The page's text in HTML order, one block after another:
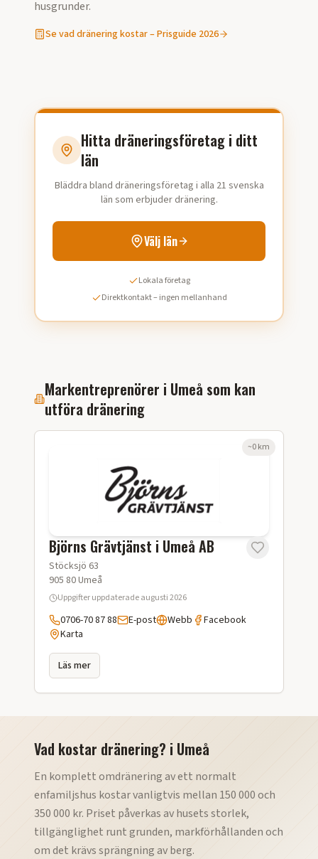
husgrunder.
Se vaddräneringkostar – Prisguide 2026
Hitta dräneringsföretag i ditt
län
Bläddra bland dräneringsföretag i alla 21 svenska
län som erbjuder dränering.
Välj län
Lokala företag
Direktkontakt – ingen mellanhand
Markentreprenörer i Umeå som kan
utföra dränering
Björns Grävtjänst i Umeå AB
Stöcksjö 63
905 80Umeå
Uppgifter uppdateradeaugusti 2026
0706-70 87 88 E-post Webb
Facebook
Karta
Läs mer
~0km
Vad kostar dränering? i Umeå
En komplett omdränering av ett normalt
enfamiljshus kostar vanligtvis mellan 150 000 och
350 000 kr. Priset påverkas av husets storlek,
tillgänglighet runt grunden, markförhållanden och
om det krävs sprängning av berg.